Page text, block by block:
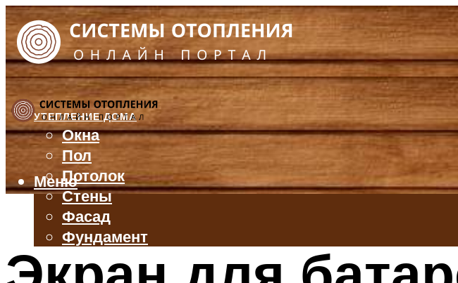
УТЕПЛЕНИЕ ДОМА
Окна
Пол
Потолок
Стены
Фасад
Фундамент
БАЛКОН И ЛОДЖИЯ
КРЫША
Меню